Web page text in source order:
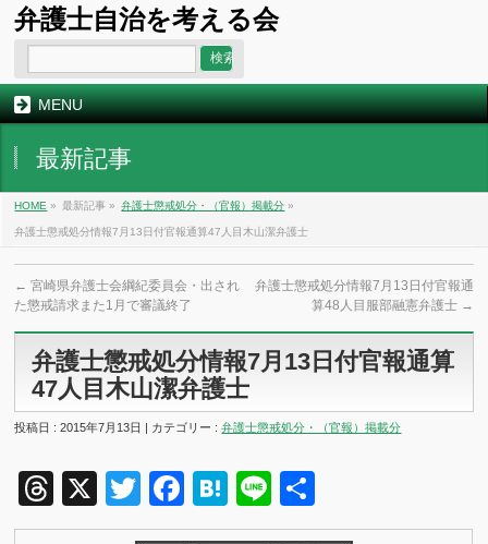
弁護士自治を考える会
MENU
最新記事
HOME » 最新記事 » 弁護士懲戒処分・（官報）掲載分 »
弁護士懲戒処分情報7月13日付官報通算47人目木山潔弁護士
← 宮崎県弁護士会綱紀委員会・出され
た懲戒請求また1月で審議終了
弁護士懲戒処分情報7月13日付官報通
算48人目服部融憲弁護士 →
弁護士懲戒処分情報7月13日付官報通算
47人目木山潔弁護士
投稿日 : 2015年7月13日 | カテゴリー :弁護士懲戒処分・（官報）掲載分
Threads
X TwitterFacebook
Hatena
Line
有